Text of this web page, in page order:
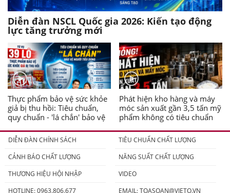
Diễn đàn NSCL Quốc gia 2026: Kiến tạo động
lực tăng trưởng mới
Thực phẩm bảo vệ sức khỏe
giả bị thu hồi: Tiêu chuẩn,
quy chuẩn - 'lá chắn' bảo vệ
Phát hiện kho hàng và máy
móc sản xuất gần 3,5 tấn mỹ
phẩm không có tiêu chuẩn
DIỄN ĐÀN CHÍNH SÁCH
TIÊU CHUẨN CHẤT LƯỢNG
CẢNH BÁO CHẤT LƯỢNG
NĂNG SUẤT CHẤT LƯỢNG
THƯƠNG HIỆU HỘI NHẬP
VIDEO
HOTLINE: 0963.806.677
EMAIL:TOASOAN@VIETQ.VN